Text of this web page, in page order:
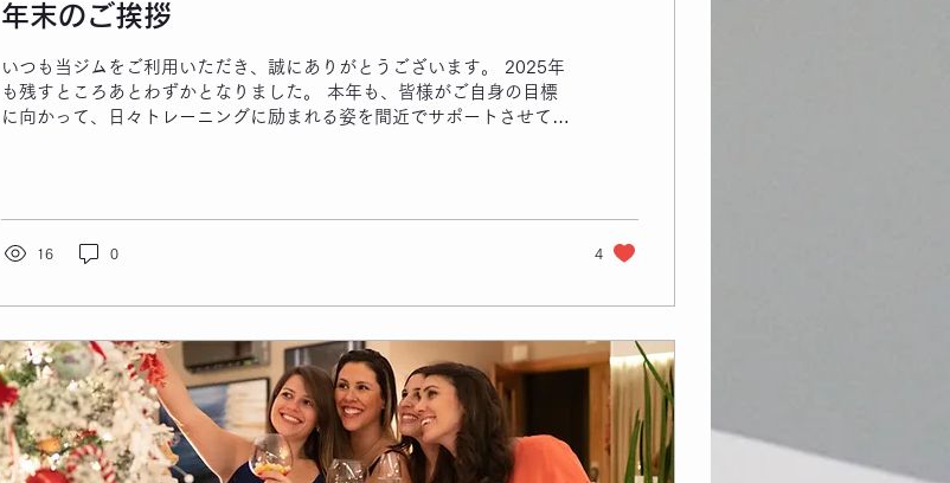
年末のご挨拶
いつも当ジムをご利用いただき、誠にありがとうございます。 2025年
も残すところあとわずかとなりました。 ​本年も、皆様がご自身の目標
に向かって、日々トレーニングに励まれる姿を間近でサポートさせてい
（土）まで ​休業期間： 2025年12月28日（日）～ 2026年1月6日
（火） ​年始営業開始： 2026年1月7日（水）10:00より通常営業 ​休業期
間中、皆様にはご不便をおかけいたしますが、何卒ご理解のほどよろし
っかりとお身体を休めてリフレッシュしてください。 ​1月7日の10時よ
り、また皆様の元気な笑顔にお会いできるのを楽しみにしております。
2026年も、皆様の理想の身体作りを全力でサポートさせていただきま
す！...
16 0 4